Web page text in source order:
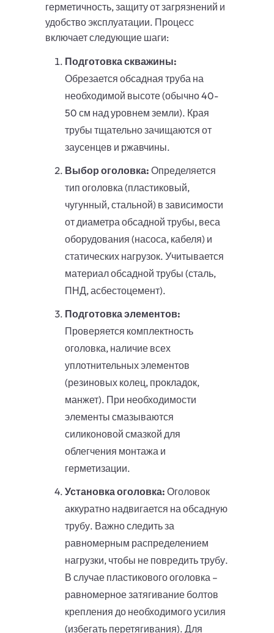
герметичность, защиту от загрязнений и
удобство эксплуатации. Процесс
включает следующие шаги:
Подготовка скважины:
Обрезается обсадная труба на
необходимой высоте (обычно 40-
50 см над уровнем земли). Края
трубы тщательно зачищаются от
заусенцев и ржавчины.
Выбор оголовка: Определяется
тип оголовка (пластиковый,
чугунный, стальной) в зависимости
от диаметра обсадной трубы, веса
оборудования (насоса, кабеля) и
статических нагрузок. Учитывается
материал обсадной трубы (сталь,
ПНД, асбестоцемент).
Подготовка элементов:
Проверяется комплектность
оголовка, наличие всех
уплотнительных элементов
(резиновых колец, прокладок,
манжет). При необходимости
элементы смазываются
силиконовой смазкой для
облегчения монтажа и
герметизации.
Установка оголовка: Оголовок
аккуратно надвигается на обсадную
трубу. Важно следить за
равномерным распределением
нагрузки, чтобы не повредить трубу.
В случае пластикового оголовка –
равномерное затягивание болтов
крепления до необходимого усилия
(избегать перетягивания). Для